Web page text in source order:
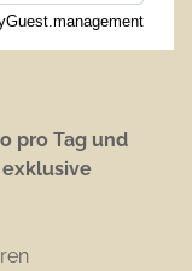
pro Tag und